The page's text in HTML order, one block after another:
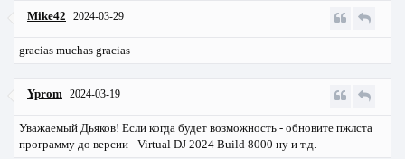
Mike42 2024-03-29
gracias muchas gracias
Yprom 2024-03-19
Уважаемый Дьяков! Если когда будет возможность - обновите пжлста
программу до версии - Virtual DJ 2024 Build 8000 ну и т.д.